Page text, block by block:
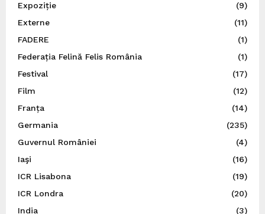
Expoziție
(9)
Externe
(11)
FADERE
(1)
Federația Felină Felis România
(1)
Festival
(17)
Film
(12)
Franța
(14)
Germania
(235)
Guvernul României
(4)
Iaşi
(16)
ICR Lisabona
(19)
ICR Londra
(20)
India
(3)